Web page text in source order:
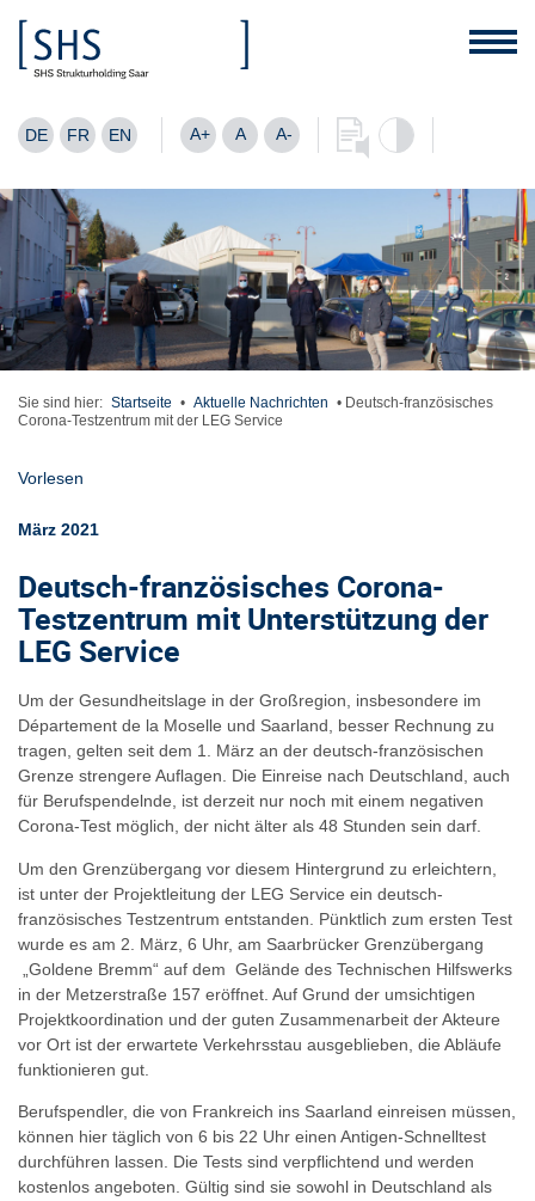
DE FR EN A+ A A-
Sie sind hier: Startseite • Aktuelle Nachrichten • Deutsch-französisches
Corona-Testzentrum mit der LEG Service
Vorlesen
März 2021
Deutsch-französisches Corona-
Testzentrum mit Unterstützung der
LEG Service
Um der Gesundheitslage in der Großregion, insbesondere im
Département de la Moselle und Saarland, besser Rechnung zu
tragen, gelten seit dem 1. März an der deutsch-französischen
Grenze strengere Auflagen. Die Einreise nach Deutschland, auch
für Berufspendelnde, ist derzeit nur noch mit einem negativen
Corona-Test möglich, der nicht älter als 48 Stunden sein darf.
Um den Grenzübergang vor diesem Hintergrund zu erleichtern,
ist unter der Projektleitung der LEG Service ein deutsch-
französisches Testzentrum entstanden. Pünktlich zum ersten Test
wurde es am 2. März, 6 Uhr, am Saarbrücker Grenzübergang
„Goldene Bremm“ auf dem Gelände des Technischen Hilfswerks
in der Metzerstraße 157 eröffnet. Auf Grund der umsichtigen
Projektkoordination und der guten Zusammenarbeit der Akteure
vor Ort ist der erwartete Verkehrsstau ausgeblieben, die Abläufe
funktionieren gut.
Berufspendler, die von Frankreich ins Saarland einreisen müssen,
können hier täglich von 6 bis 22 Uhr einen Antigen-Schnelltest
durchführen lassen. Die Tests sind verpflichtend und werden
kostenlos angeboten. Gültig sind sie sowohl in Deutschland als